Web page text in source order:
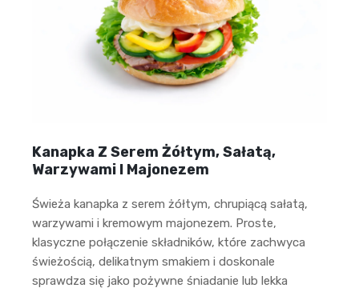
Kanapka Z Serem Żółtym, Sałatą,
Warzywami I Majonezem
Świeża kanapka z serem żółtym, chrupiącą sałatą,
warzywami i kremowym majonezem. Proste,
klasyczne połączenie składników, które zachwyca
świeżością, delikatnym smakiem i doskonale
sprawdza się jako pożywne śniadanie lub lekka